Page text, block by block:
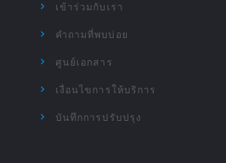
เข้าร่วมกับเรา
คำถามที่พบบ่อย
ศูนย์เอกสาร
เงื่อนไขการให้บริการ
บันทึกการปรับปรุง